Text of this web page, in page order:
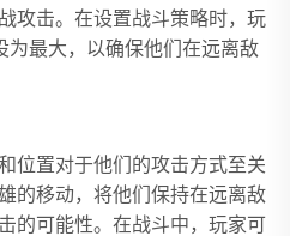
攻击。在设置战斗策略时，玩
为最大，以确保他们在远离敌
位置对于他们的攻击方式至关
的移动，将他们保持在远离敌
的可能性。在战斗中，玩家可